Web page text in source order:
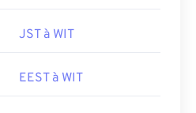
JST à WIT
EEST à WIT